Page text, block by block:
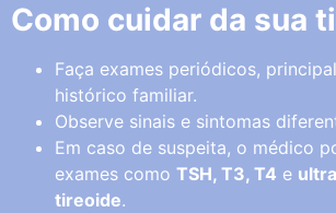
Como cuidar da sua
Faça exames periódicos,
histórico familiar.
Observe sinais e sintomas
Em caso de suspeita, o médico
exames como TSH, T3, T4 e
tireoide.